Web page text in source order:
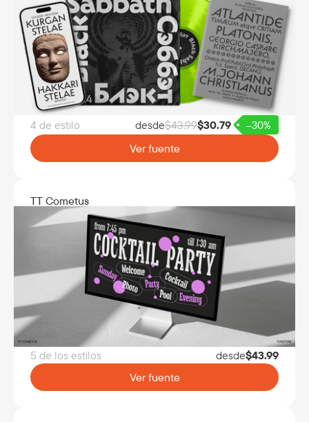
4 de estilo desde$43.99$30.79 –30%
Ver fuente
TT Cometus
5 de los estilos desde$43.99
Ver fuente